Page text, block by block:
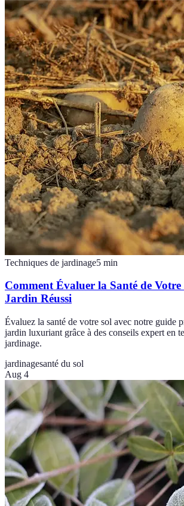
Techniques de jardinage5 min
Comment Évaluer la Santé de
Jardin Réussi
Évaluez la santé de votre sol avec notre guide
jardin luxuriant grâce à des conseils expert en
jardinage.
jardinagesanté du sol
Aug 4